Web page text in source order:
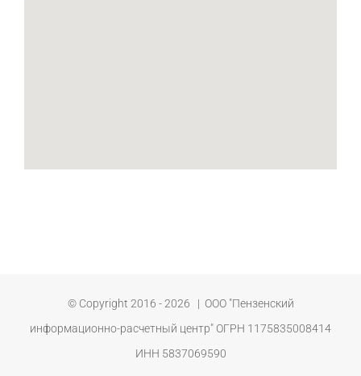
© Copyright 2016 -2026 | ООО "Пензенский
информационно-расчетный центр" ОГРН 1175835008414
ИНН 5837069590